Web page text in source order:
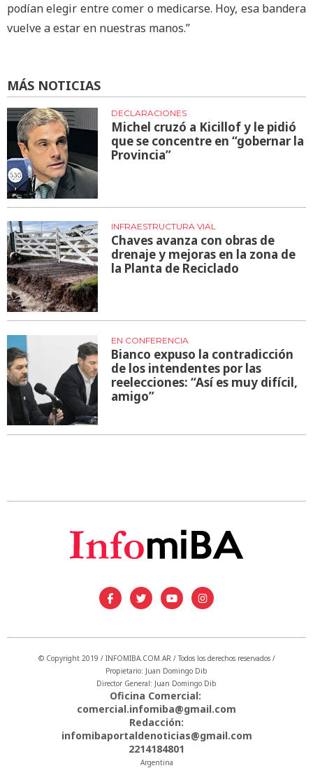
podían elegir entre comer o medicarse. Hoy, esa bandera
vuelve a estar en nuestras manos.”
MÁS NOTICIAS
DECLARACIONES
Michel cruzó a Kicillof y le pidió
que se concentre en “gobernar la
Provincia”
INFRAESTRUCTURA VIAL
Chaves avanza con obras de
drenaje y mejoras en la zona de
la Planta de Reciclado
EN CONFERENCIA
Bianco expuso la contradicción
de los intendentes por las
reelecciones: “Así es muy difícil,
amigo”
© Copyright 2019 / INFOMIBA.COM.AR / Todos los derechos reservados /
Propietario: Juan Domingo Dib
Director General: Juan Domingo Dib
Oficina Comercial:
comercial.infomiba@gmail.com
Redacción:
infomibaportaldenoticias@gmail.com
2214184801
Argentina